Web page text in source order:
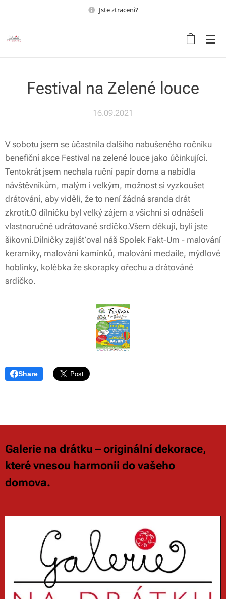
Jste ztraceni?
Festival na Zelené louce
16.09.2021
V sobotu jsem se účastnila dalšího nabušeného ročníku
benefiční akce Festival na zelené louce jako účinkující.
Tentokrát jsem nechala ruční papír doma a nabídla
návštěvníkům, malým i velkým, možnost si vyzkoušet
drátování, aby viděli, že to není žádná sranda drát
zkrotit.O dílničku byl velký zájem a všichni si odnášeli
vlastnoručně udrátované srdíčko.Všem děkuji, byli jste
šikovní.Dílničky zajišťoval náš Spolek Fakt-Um - malování
keramiky, malování kamínků, malování medaile, mýdlové
hoblinky, kolébka že skorapky ořechu a drátováné
srdíčko.
Share
Galerie na drátku – originální dekorace,
které vnesou harmonii do vašeho
domova.